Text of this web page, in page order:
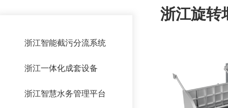
浙江智能截污分流系统
浙江浮筒限流器
浙江拦蓄盾
浙江一体化成套设备
浙江智慧水务管理平台
浙江旋转